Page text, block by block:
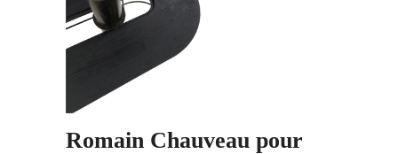
Romain Chauveau pour